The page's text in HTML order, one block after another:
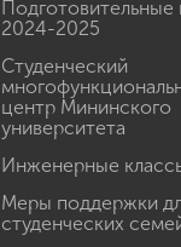
Подготовительные
2024-2025
Студенческий
центр Мининского
университета
Инженерные
Меры поддержки
студенческих